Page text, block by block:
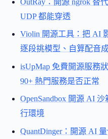
OutRay：開源 ngrok 替
UDP 都能穿透
Violin 開源工具：把 AI
逐段挑模型、自算配音
isUpMap 免費開源服務
90+ 熱門服務是否正常
OpenSandbox 開源 AI
行環境
QuantDinger：開源 AI